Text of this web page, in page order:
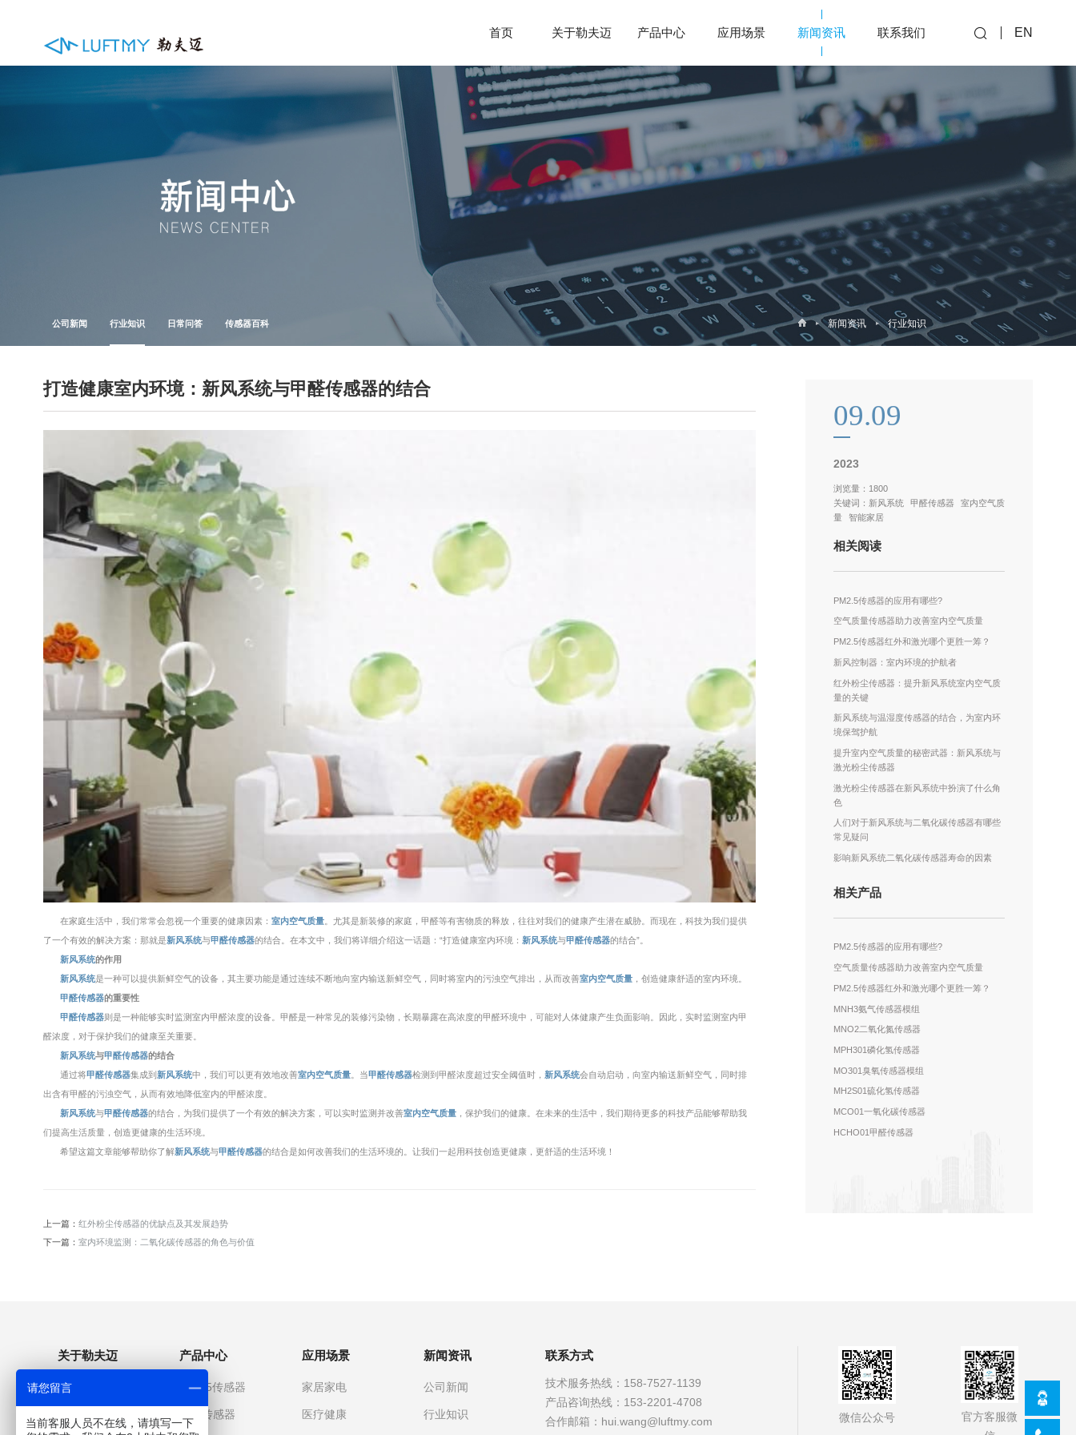
首页 关于勒夫迈 产品中心 应用场景 新闻资讯 联系我们 EN
公司新闻 行业知识 日常问答 传感器百科 新闻资讯 行业知识
打造健康室内环境：新风系统与甲醛传感器的结合
在家庭生活中，我们常常会忽视一个重要的健康因素：室内空气质量 。尤其是新装修的家庭，甲醛等有害物质的释放，往往对我们的健康产生潜在威胁。而现在，科技为我们提供
了一个有效的解决方案：那就是新风系统与甲醛传感器的结合。在本文中，我们将详细介绍这一话题：“打造健康室内环境： 新风系统与甲醛传感器的结合”。
新风系统的作用
新风系统是一种可以提供新鲜空气的设备，其主要功能是通过连续不断地向室内输送新鲜空气，同时将室内的污浊空气排出，从而改善室内空气质量 ，创造健康舒适的室内环境。
甲醛传感器的重要性
甲醛传感器则是一种能够实时监测室内甲醛浓度的设备。甲醛是一种常见的装修污染物，长期暴露在高浓度的甲醛环境中，可能对人体健康产生负面影响。因此，实时监测室内甲
醛浓度，对于保护我们的健康至关重要。
新风系统与甲醛传感器的结合
通过将甲醛传感器集成到新风系统中，我们可以更有效地改善室内空气质量 。当甲醛传感器检测到甲醛浓度超过安全阈值时，新风系统会自动启动，向室内输送新鲜空气，同时排
出含有甲醛的污浊空气，从而有效地降低室内的甲醛浓度。
新风系统与甲醛传感器的结合，为我们提供了一个有效的解决方案，可以实时监测并改善室内空气质量 ，保护我们的健康。在未来的生活中，我们期待更多的科技产品能够帮助我
们提高生活质量，创造更健康的生活环境。
希望这篇文章能够帮助你了解新风系统与甲醛传感器的结合是如何改善我们的生活环境的。让我们一起用科技创造更健康，更舒适的生活环境！
上一篇： 红外粉尘传感器的优缺点及其发展趋势
下一篇： 室内环境监测：二氧化碳传感器的角色与价值
09.09
2023
浏览量：1800
关键词： 新风系统 甲醛传感器
室内空气质
量
智能家居
相关阅读
PM2.5传感器的应用有哪些?
空气质量传感器助力改善室内空气质量
PM2.5传感器红外和激光哪个更胜一筹？
新风控制器：室内环境的护航者
红外粉尘传感器：提升新风系统室内空气质
量的关键
新风系统与温湿度传感器的结合，为室内环
境保驾护航
提升室内空气质量的秘密武器：新风系统与
激光粉尘传感器
激光粉尘传感器在新风系统中扮演了什么角
色
人们对于新风系统与二氧化碳传感器有哪些
常见疑问
影响新风系统二氧化碳传感器寿命的因素
相关产品
PM2.5传感器的应用有哪些?
空气质量传感器助力改善室内空气质量
PM2.5传感器红外和激光哪个更胜一筹？
MNH3氨气传感器模组
MNO2二氧化氮传感器
MPH301磷化氢传感器
MO301臭氧传感器模组
MH2S01硫化氢传感器
MCO01一氧化碳传感器
HCHO01甲醛传感器
关于勒夫迈
关于我们
产品中心
PM2.5传感器
气体传感器
应用场景
家居家电
医疗健康
新闻资讯
公司新闻
行业知识
联系方式
技术服务热线： 158-7527-1139
产品咨询热线： 153-2201-4708
合作邮箱： hui.wang@luftmy.com
微信公众号
官方客服微
请您留言
当前客服人员不在线，请填写一下